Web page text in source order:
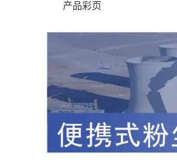
产品彩页